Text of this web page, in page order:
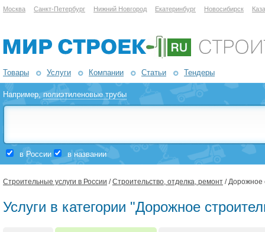
Москва Санкт-Петербург Нижний Новгород Екатеринбург Новосибирск
Товары Услуги Компании Статьи Тендеры
Например,полиэтиленовые трубы
в России в названии
Строительные услуги в России /Строительство, отделка, ремонт / Дорожное
Услуги в категории "Дорожное